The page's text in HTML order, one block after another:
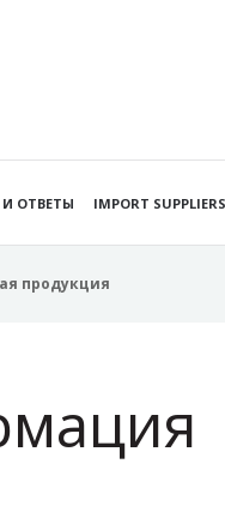
ОТВЕТЫ IMPORT SUPPLIERS
продукция